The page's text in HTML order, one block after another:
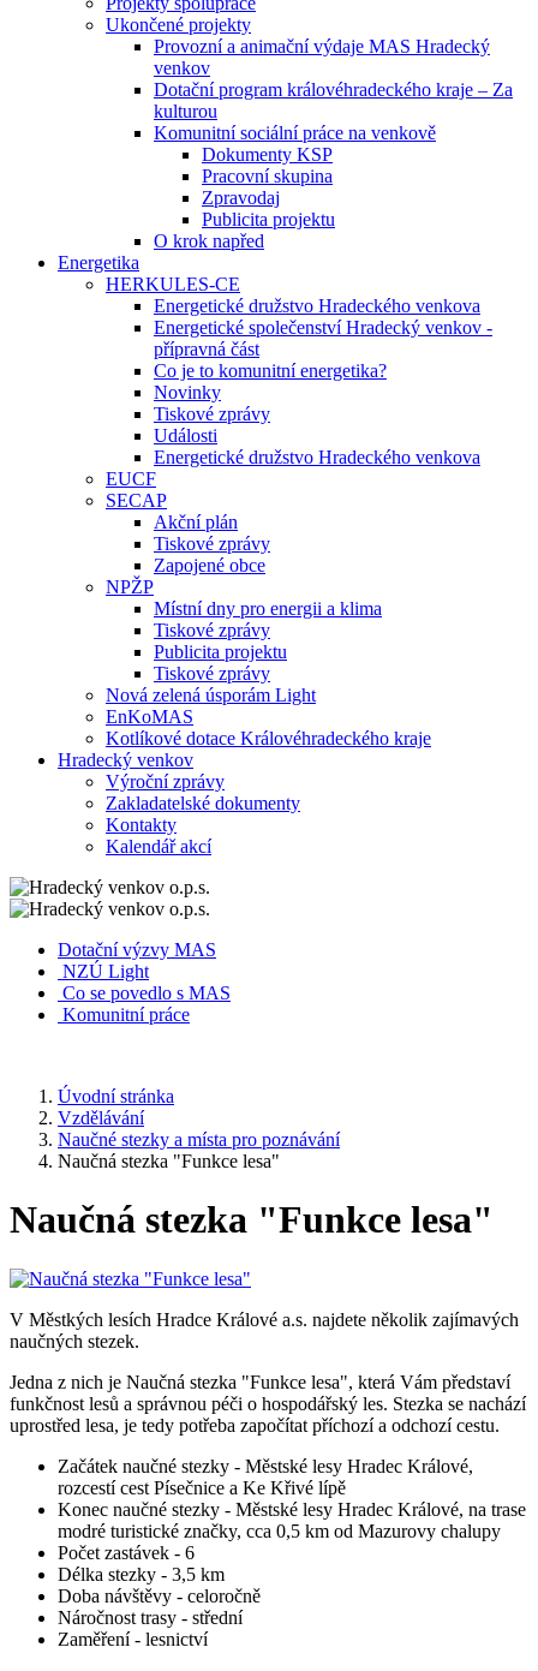
Ukončené projekty
Provozní a animační výdaje MAS Hradecký
venkov
Dotační program královéhradeckého kraje – Za
kulturou
Komunitní sociální práce na venkově
Dokumenty KSP
Pracovní skupina
Zpravodaj
Publicita projektu
O krok napřed
Energetika
HERKULES-CE
Energetické družstvo Hradeckého venkova
Energetické společenství Hradecký venkov -
přípravná část
Co je to komunitní energetika?
Novinky
Tiskové zprávy
Události
Energetické družstvo Hradeckého venkova
EUCF
SECAP
Akční plán
Tiskové zprávy
Zapojené obce
NPŽP
Místní dny pro energii a klima
Tiskové zprávy
Publicita projektu
Tiskové zprávy
Nová zelená úsporám Light
EnKoMAS
Kotlíkové dotace Královéhradeckého kraje
Hradecký venkov
Výroční zprávy
Zakladatelské dokumenty
Kontakty
Kalendář akcí
Dotační výzvy MAS
NZÚ Light
Co se povedlo s MAS
Komunitní práce
Úvodní stránka
Vzdělávání
Naučné stezky a místa pro poznávání
Naučná stezka "Funkce lesa"
Naučná stezka "Funkce lesa"
V Městkých lesích Hradce Králové a.s. najdete několik zajímavých
naučných stezek.
Jedna z nich je Naučná stezka "Funkce lesa", která Vám představí
funkčnost lesů a správnou péči o hospodářský les. Stezka se nachází
uprostřed lesa, je tedy potřeba započítat příchozí a odchozí cestu.
Začátek naučné stezky - Městské lesy Hradec Králové,
rozcestí cest Písečnice a Ke Křivé lípě
Konec naučné stezky - Městské lesy Hradec Králové, na trase
modré turistické značky, cca 0,5 km od Mazurovy chalupy
Počet zastávek - 6
Délka stezky - 3,5 km
Doba návštěvy - celoročně
Náročnost trasy - střední
Zaměření - lesnictví